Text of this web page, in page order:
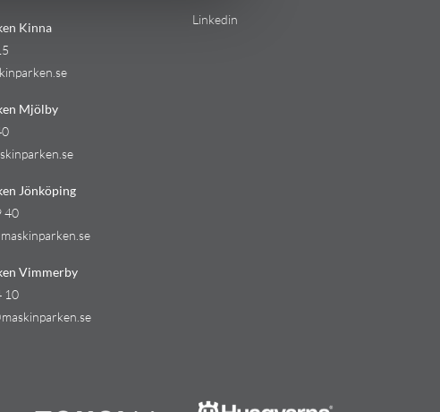
Kinna
Mjölby
Jönköping
40
Vimmerby
10
Linkedin